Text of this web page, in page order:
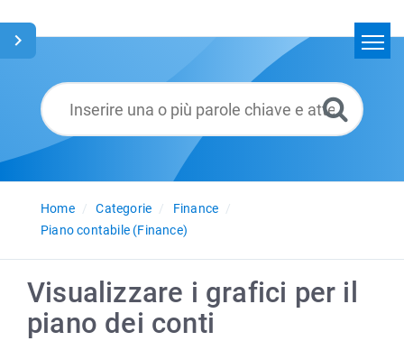
Glossario
Italiano
Home
Categorie
Finance
Piano contabile (Finance)
Visualizzare i grafici per il
piano dei conti